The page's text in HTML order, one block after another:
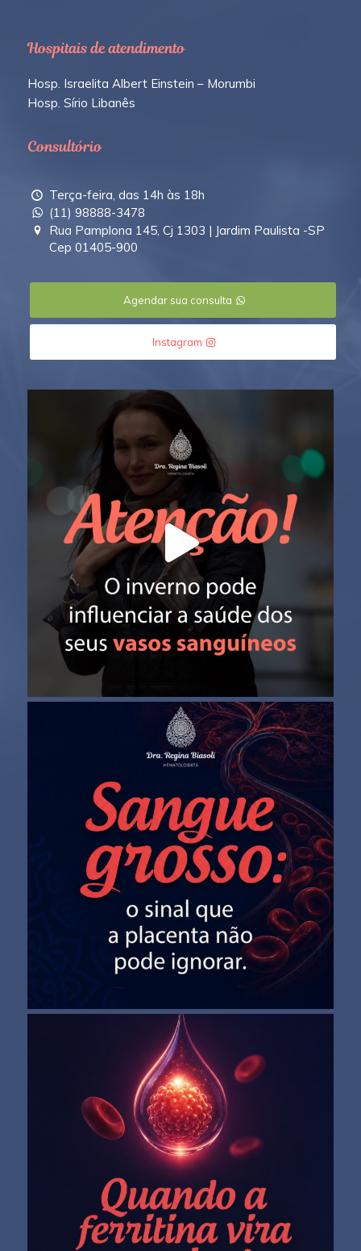
Hospitais de atendimento
Hosp. Israelita Albert Einstein – Morumbi
Hosp. Sírio Libanês
Consultório
Terça-feira, das 14h às 18h
(11) 98888-3478
Rua Pamplona 145, Cj 1303 | Jardim Paulista -SP
Cep 01405-900
Agendar sua consulta
Instagram